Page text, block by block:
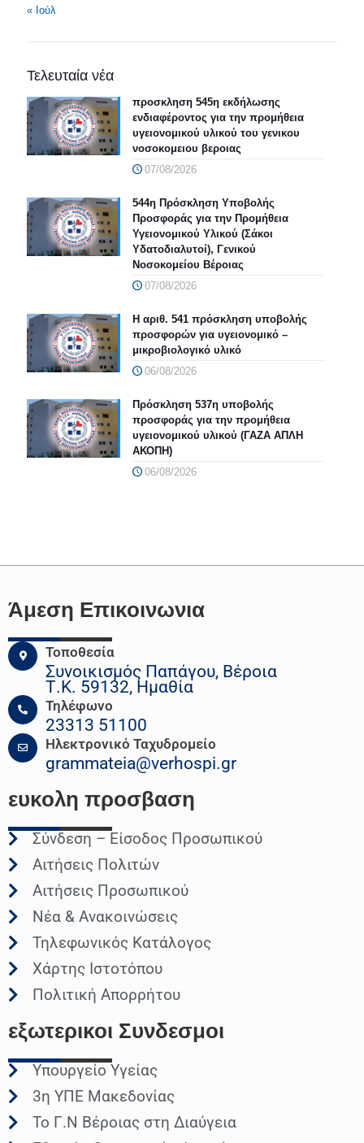
« Ιούλ
Τελευταία νέα
προσκληση 545η εκδήλωσης
ενδιαφέροντος για την προμήθεια
υγειονομικού υλικού του γενικου
νοσοκομειου βεροιας
07/08/2026
544η Πρόσκληση Υποβολής
Προσφοράς για την Προμήθεια
Υγειονομικού Υλικού (Σάκοι
Υδατοδιαλυτοί), Γενικού
Νοσοκομείου Βέροιας
07/08/2026
Η αριθ. 541 πρόσκληση υποβολής
προσφορών για υγειονομικό –
μικροβιολογικό υλικό
06/08/2026
Πρόσκληση 537η υποβολής
προσφοράς για την προμήθεια
υγειονομικού υλικού (ΓΑΖΑ ΑΠΛΗ
ΑΚΟΠΗ)
06/08/2026
Άμεση Επικοινωνια
Τοποθεσία
Συνοικισμός Παπάγου, Βέροια
Τ.Κ. 59132, Ημαθία
Τηλέφωνο
23313 51100
Ηλεκτρονικό Ταχυδρομείο
grammateia@verhospi.gr
ευκολη προσβαση
Σύνδεση – Είσοδος Προσωπικού
Αιτήσεις Πολιτών
Αιτήσεις Προσωπικού
Νέα & Ανακοινώσεις
Τηλεφωνικός Κατάλογος
Χάρτης Ιστοτόπου
Πολιτική Απορρήτου
εξωτερικοι Συνδεσμοι
Υπουργείο Υγείας
3η ΥΠΕ Μακεδονίας
Το Γ.Ν Βέροιας στη Διαύγεια